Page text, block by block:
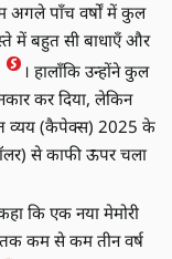
अगले पाँच वर्षों में कुल
में बहुत सी बाधाएँ और
। हालाँकि उन्होंने कुल
कर दिया, लेकिन
व्यय (कैपेक्स) 2025 के
से काफी ऊपर चला
कि एक नया मेमोरी
कम से कम तीन वर्ष